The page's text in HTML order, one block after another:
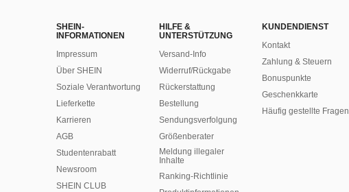
SHEIN-
INFORMATIONEN
Impressum
Über SHEIN
Soziale Verantwortung
Lieferkette
Karrieren
AGB
Studentenrabatt
Newsroom
SHEIN CLUB
HILFE &
UNTERSTÜTZUNG
Versand-Info
Widerruf/Rückgabe
Rückerstattung
Bestellung
Sendungsverfolgung
Größenberater
Meldung illegaler
Inhalte
Ranking-Richtlinie
KUNDENDIENST
Kontakt
Zahlung & Steuern
Bonuspunkte
Geschenkkarte
Häufig gestellte Fragen